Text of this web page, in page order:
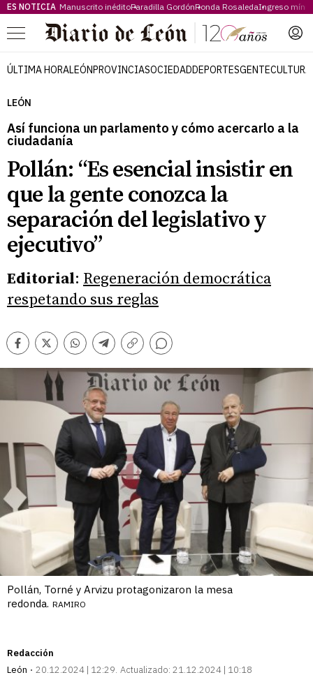
ES NOTICIA Manuscrito inéditoParadilla GordónRonda RosaledaIngreso
Menú
ÚLTIMA HORALEÓNPROVINCIASOCIEDADDEPORTESGENTECULTURA
LEÓN
Así funciona un parlamento y cómo acercarlo a la
ciudadanía
Pollán: “Es esencial insistir en
que la gente conozca la
separación del legislativo y
ejecutivo”
Editorial: Regeneración democrática
respetando sus reglas
Facebook
TwitterWhatsappTelegram
Copiar
Comentarios
Pollán, Torné y Arvizu protagonizaron la mesa
redonda. RAMIRO
Redacción
León
20.12.2024 | 12:29 Actualizado: 21.12.2024 | 10:18